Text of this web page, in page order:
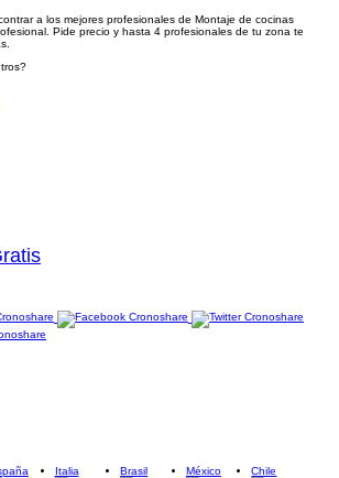
a los mejores profesionales de Montaje de cocinas
Pide precio y hasta 4 profesionales de tu zona te
Italia Brasil México Chile